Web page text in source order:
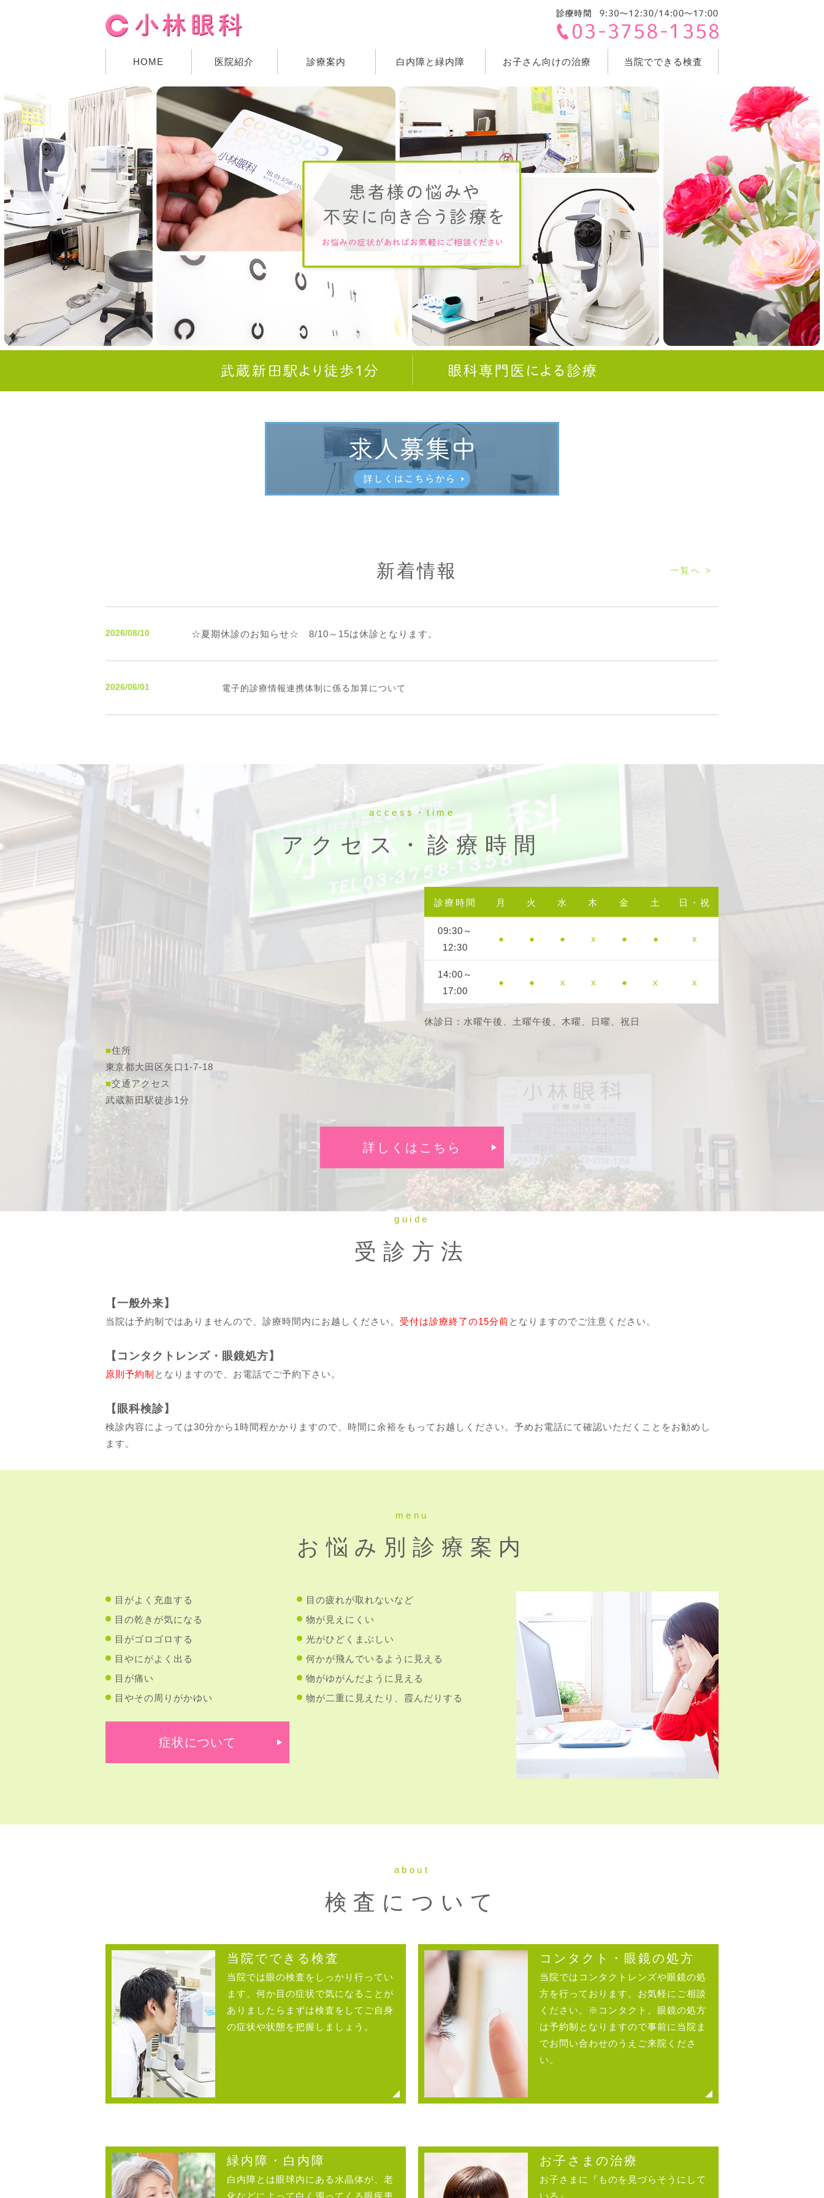
HOME 医院紹介 診療案内 白内障と緑内障 お子さん向けの治療 当院でできる検査
新着情報 一覧へ >
2026/08/10 ☆夏期休診のお知らせ☆ 8/10～15は休診となります。
2026/06/01 電子的診療情報連携体制に係る加算について
access・time
アクセス・診療時間
■住所
東京都大田区矢口1-7-18
■交通アクセス
武蔵新田駅徒歩1分
診療時間 月 火 水 木 金 土 日・祝
09:30～
12:30
● ● ● x ● ● x
14:00～
17:00
● ● x x ● x x
休診日：水曜午後、土曜午後、木曜、日曜、祝日
詳しくはこちら
guide
受診方法
【一般外来】
当院は予約制ではありませんので、診療時間内にお越しください。 受付は診療終了の15分前となりますのでご注意ください。
【コンタクトレンズ・眼鏡処方】
原則予約制 となりますので、お電話でご予約下さい。
【眼科検診】
検診内容によっては30分から1時間程かかりますので、時間に余裕をもってお越しください。予めお電話にて確認いただくことをお勧めし
ます。
menu
お悩み別診療案内
目がよく充血する
目の乾きが気になる
目がゴロゴロする
目やにがよく出る
目が痛い
目やその周りがかゆい
目の疲れが取れないなど
物が見えにくい
光がひどくまぶしい
何かが飛んでいるように見える
物がゆがんだように見える
物が二重に見えたり、霞んだりする
症状について
about
検査について
当院でできる検査
当院では眼の検査をしっかり行ってい
ます。何か目の症状で気になることが
ありましたらまずは検査をしてご自身
の症状や状態を把握しましょう。
コンタクト・眼鏡の処方
当院ではコンタクトレンズや眼鏡の処
方を行っております。お気軽にご相談
ください。※コンタクト、眼鏡の処方
は予約制となりますので事前に当院ま
でお問い合わせのうえご来院くださ
い。
緑内障・白内障
白内障とは眼球内にある水晶体が、老
お子さまの治療
お子さまに『ものを見づらそうにして